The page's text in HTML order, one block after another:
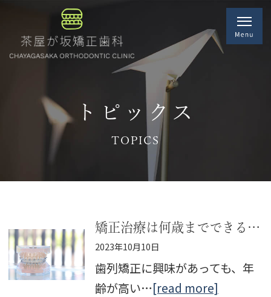
トピックス
TOPICS
矯正治療は何歳までできるの？
2023年10月10日
歯列矯正に興味があっても、年
齢が高い…[read more]